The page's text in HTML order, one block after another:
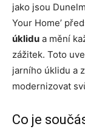
jako jsou
Your Home’
úklidu a mění
zážitek. Toto
jarního úklidu a
modernizovat
Co je